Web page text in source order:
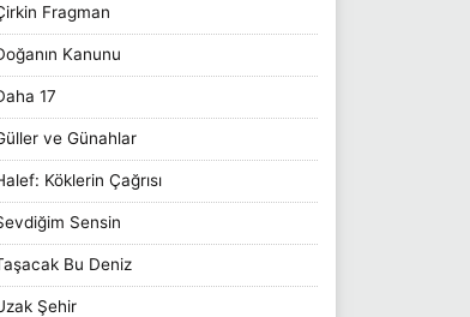
Fragman
Kanunu
17
ve Günahlar
Köklerin Çağrısı
Sensin
Bu Deniz
Şehir